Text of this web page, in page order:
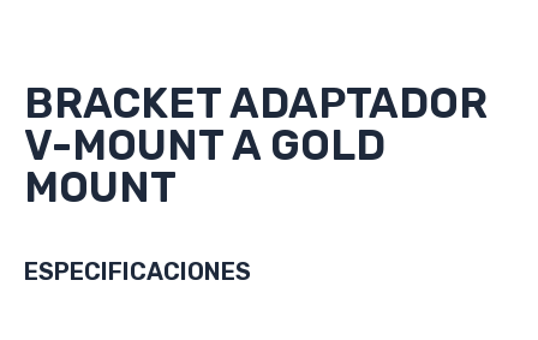
BRACKET ADAPTADOR
V-MOUNT A GOLD
MOUNT
ESPECIFICACIONES